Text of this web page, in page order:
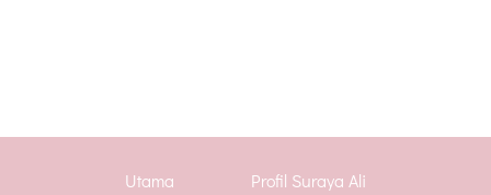
Utama Profil Suraya Ali